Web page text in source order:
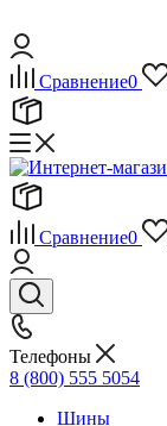
Сравнение0
Сравнение0
Телефоны
8 (800) 555 5054
Шины